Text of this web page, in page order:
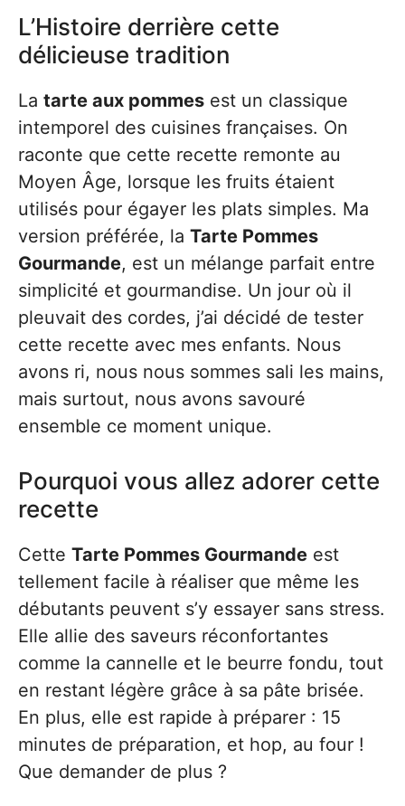
L’Histoire derrière cette
délicieuse tradition
La tarte aux pommes est un classique
intemporel des cuisines françaises. On
raconte que cette recette remonte au
Moyen Âge, lorsque les fruits étaient
utilisés pour égayer les plats simples. Ma
version préférée, la Tarte Pommes
Gourmande, est un mélange parfait entre
simplicité et gourmandise. Un jour où il
pleuvait des cordes, j’ai décidé de tester
cette recette avec mes enfants. Nous
avons ri, nous nous sommes sali les mains,
mais surtout, nous avons savouré
ensemble ce moment unique.
Pourquoi vous allez adorer cette
recette
Cette Tarte Pommes Gourmande est
tellement facile à réaliser que même les
débutants peuvent s’y essayer sans stress.
Elle allie des saveurs réconfortantes
comme la cannelle et le beurre fondu, tout
en restant légère grâce à sa pâte brisée.
En plus, elle est rapide à préparer : 15
minutes de préparation, et hop, au four !
Que demander de plus ?